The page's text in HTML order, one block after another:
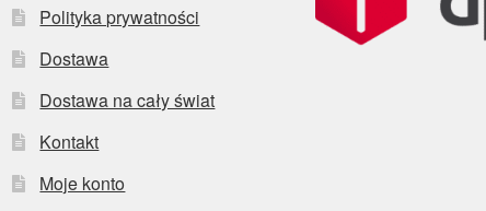
Polityka prywatności
Dostawa
Dostawa na cały świat
Kontakt
Moje konto